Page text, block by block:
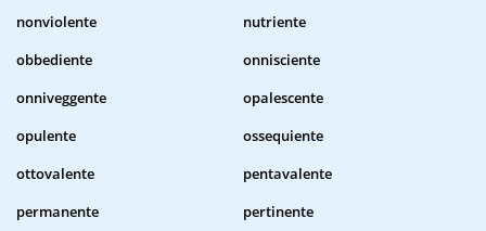
nonviolente
nutriente
obbediente
onnisciente
onniveggente
opalescente
opulente
ossequiente
ottovalente
pentavalente
permanente
pertinente